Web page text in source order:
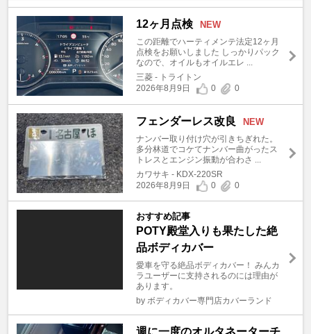
12ヶ月点検 NEW
この距離でハーティメンテ法定12ヶ月
点検をお願いしました しっかりパック
なので、オイルもオイルエレ ...
三菱 - トライトン
2026年8月9日
0 0
フェンダーレス改良 NEW
ナンバー取り付け穴が引きちぎれた。
多分林道でコケてナンバー曲がったス
トレスとエンジン振動が合わさ ...
カワサキ - KDX-220SR
2026年8月9日
0 0
おすすめ記事
POTY殿堂入りも果たした絶
品ボディカバー
愛車を守る絶品ボディカバー！ みんカ
ラユーザーに支持されるのには理由が
あります。
by ボディカバー専門店カバーランド